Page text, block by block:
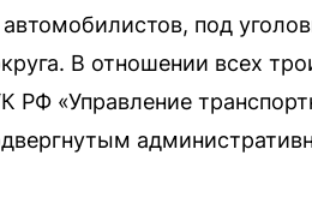
под
В отношении всех
РФ «Управление